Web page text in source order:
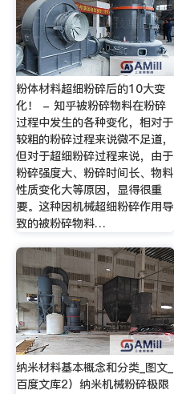
粉体材料超细粉碎后的10大变
化！ - 知乎被粉碎物料在粉碎
过程中发生的各种变化，相对于
较粗的粉碎过程来说微不足道，
但对于超细粉碎过程来说，由于
粉碎强度大、粉碎时间长、物料
性质变化大等原因，显得很重
要。这种因机械超细粉碎作用导
致的被粉碎物料…
纳米材料基本概念和分类_图文_
百度文库2）纳米机械粉碎极限